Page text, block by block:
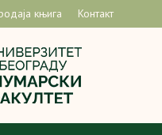
књига Контакт